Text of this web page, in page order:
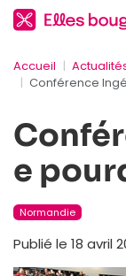
Accueil
Conférence
e
Normandie
Publié le 18 avril